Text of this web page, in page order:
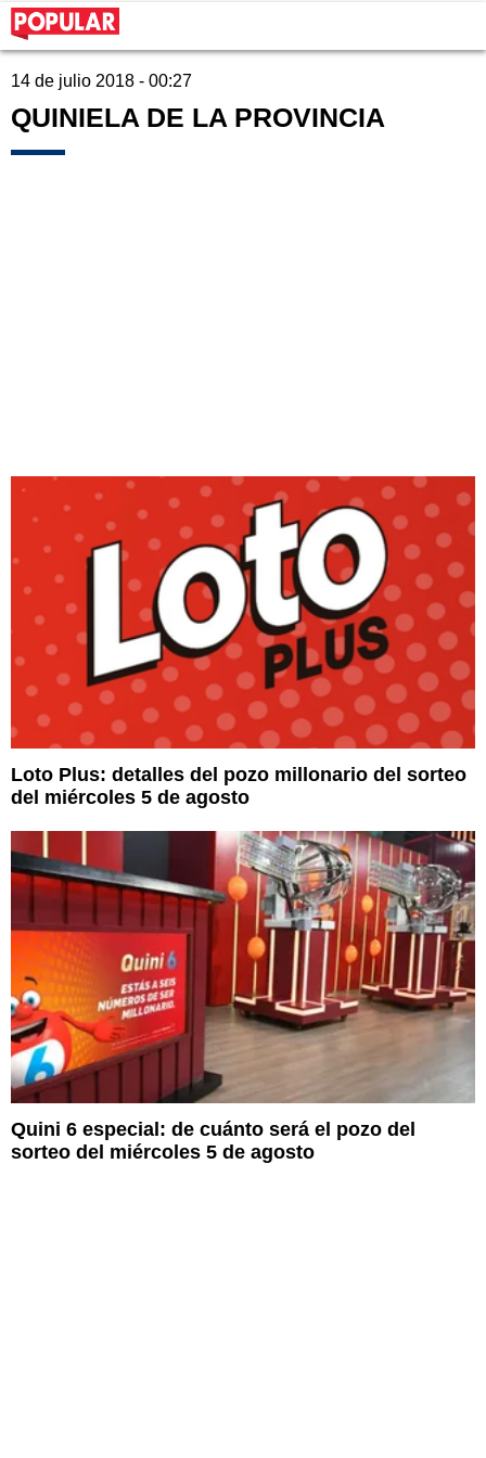
14 de julio 2018 - 00:27
QUINIELA DE LA PROVINCIA
Loto Plus: detalles del pozo millonario del sorteo
del miércoles 5 de agosto
Quini 6 especial: de cuánto será el pozo del
sorteo del miércoles 5 de agosto